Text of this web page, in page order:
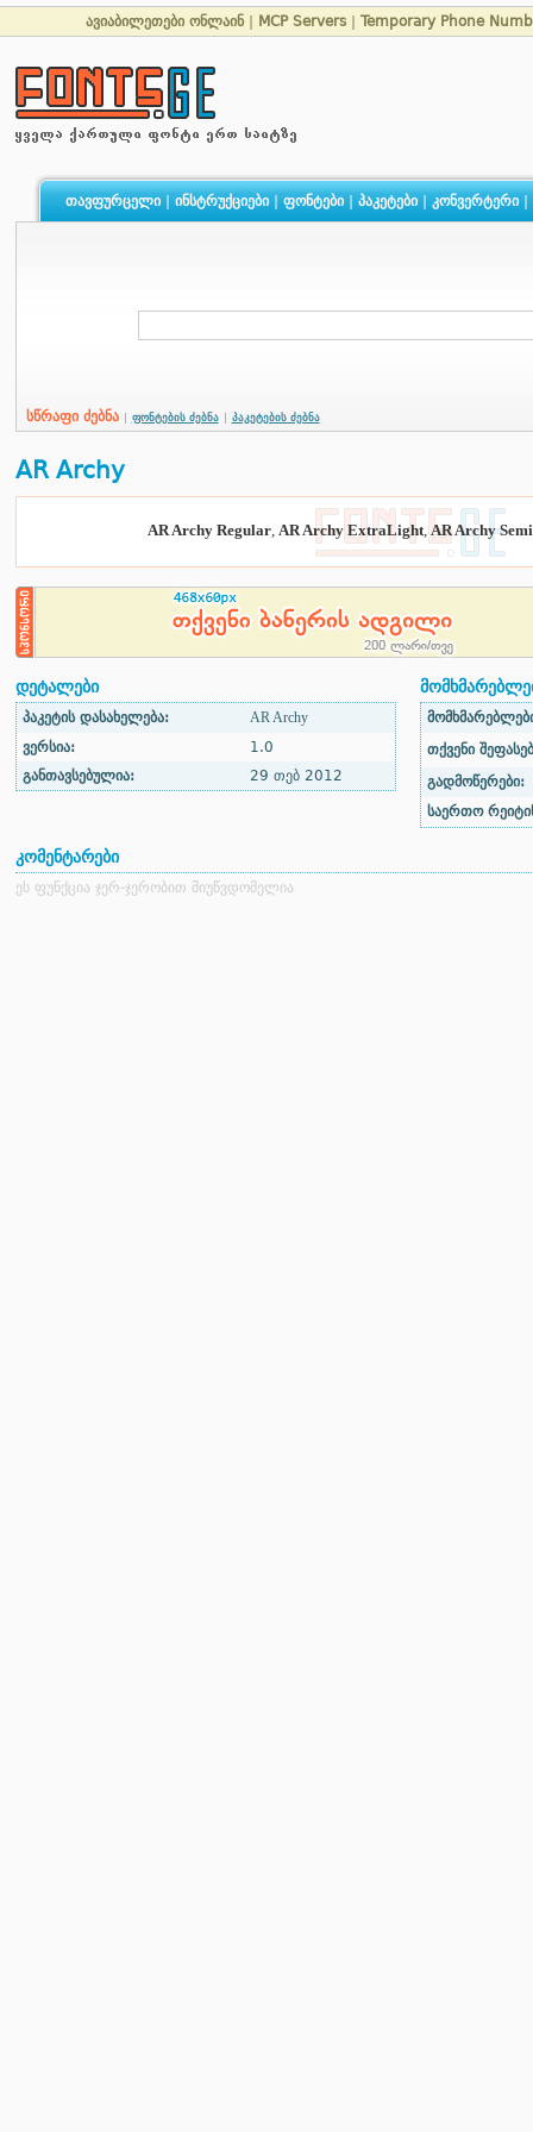
ავიაბილეთები ონლაინ MCP Servers Temporary Phone
თავფურცელი| ინსტრუქციები| ფონტები| პაკეტები| კონვერტერი|
სწრაფი ძებნა ფონტების ძებნა პაკეტების ძებნა
AR Archy
AR Archy Regular, AR Archy ExtraLight, AR Archy
დეტალები
პაკეტის დასახელება:
AR Archy
ვერსია:
1.0
განთავსებულია:
29 თებ 2012
თქვენი
გადმოწერები:
საერთო
კომენტარები
ეს ფუნქცია ჯერ-ჯერობით მიუწვდომელია